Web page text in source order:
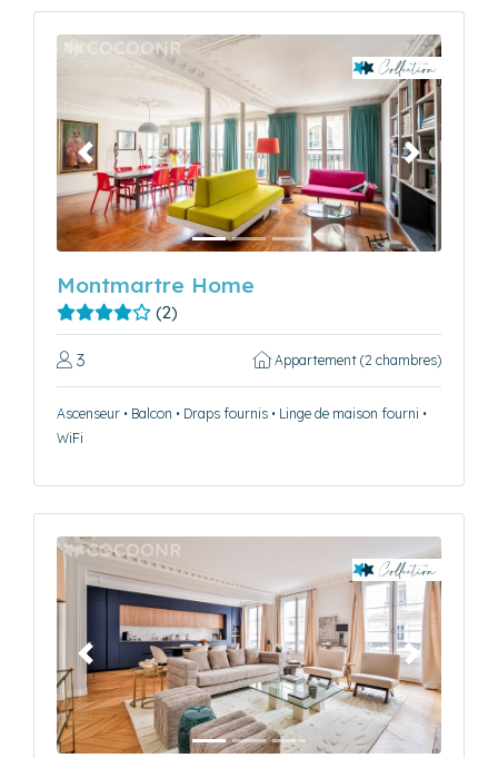
Précédent Suivant
Montmartre Home
(2)
3 Appartement (2 chambres)
Ascenseur • Balcon • Draps fournis • Linge de maison fourni •
WiFi
Précédent Suivant